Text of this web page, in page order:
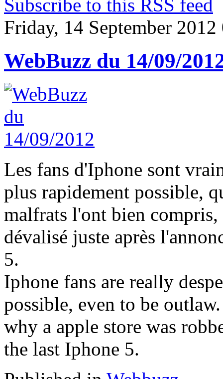
Subscribe to this RSS feed
Friday, 14 September 2012
WebBuzz du 14/09/
Les fans d'Iphone sont
plus rapidement possible,
malfrats l'ont bien compris,
dévalisé juste après
5.
Iphone fans are really
possible, even to be
why a apple store was
the last Iphone 5.